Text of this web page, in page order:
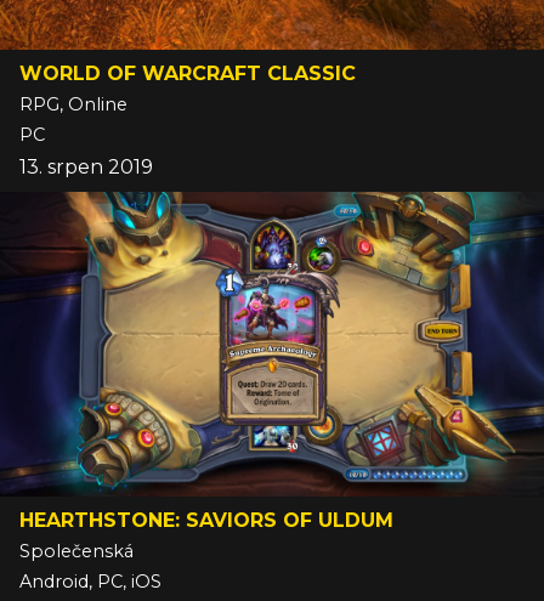
WORLD OF WARCRAFT CLASSIC
RPG, Online
PC
13. srpen 2019
HEARTHSTONE: SAVIORS OF ULDUM
Společenská
Android, PC, iOS